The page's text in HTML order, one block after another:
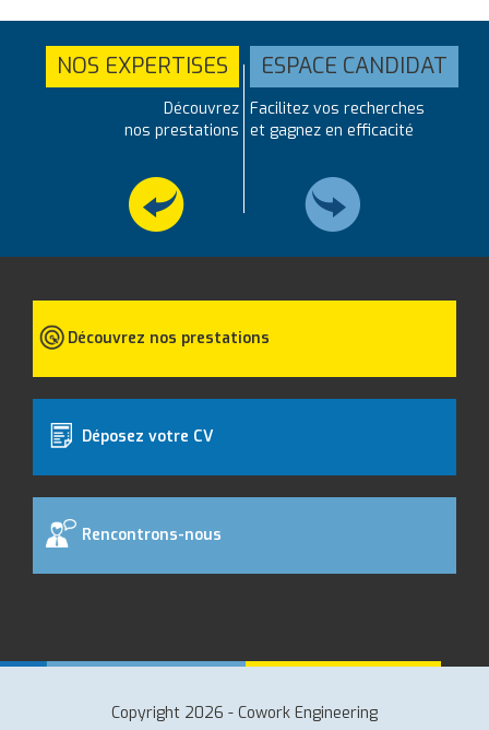
NOS EXPERTISES
Découvrez
nos prestations
ESPACE CANDIDAT
Facilitez vos recherches
et gagnez en efficacité
Découvrez nos prestations
Déposez votre CV
Rencontrons-nous
Copyright 2026 - Cowork Engineering